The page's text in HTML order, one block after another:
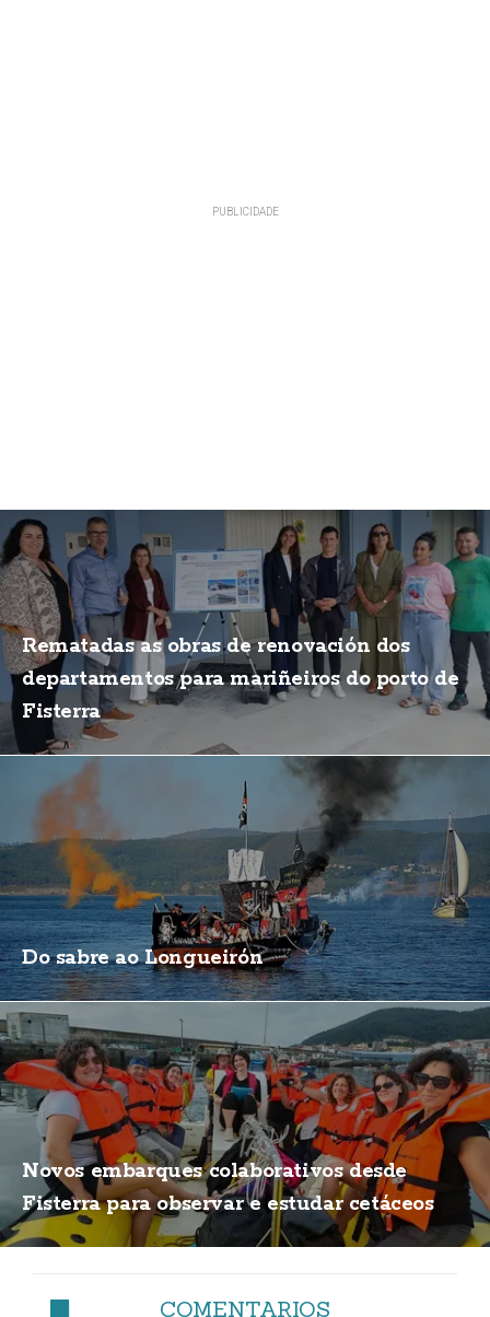
Rematadas as obras de renovación dos
departamentos para mariñeiros do porto de
Fisterra
Do sabre ao Longueirón
Novos embarques colaborativos desde
Fisterra para observar e estudar cetáceos
COMENTARIOS